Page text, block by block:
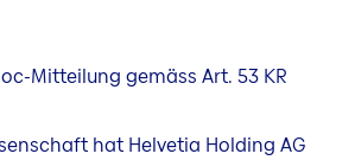
Mitteilung gemäss Art. 53 KR
hat Helvetia Holding AG